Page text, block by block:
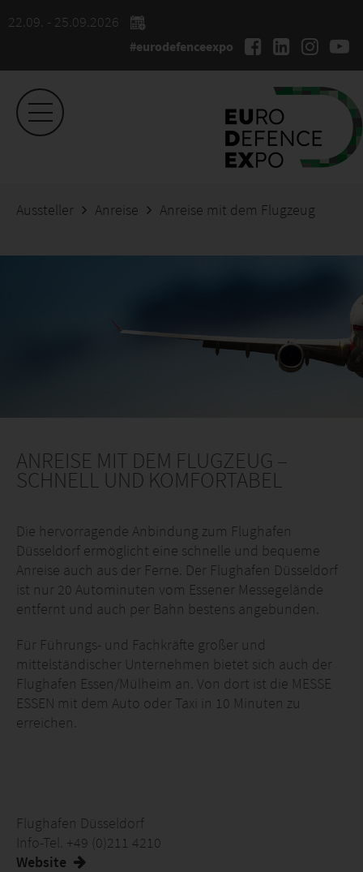
22.09. - 25.09.2026
#eurodefenceexpo
Aussteller Anreise Anreise mit dem Flugzeug
ANREISE MIT DEM FLUGZEUG –
SCHNELL UND KOMFORTABEL
Die hervorragende Anbindung zum Flughafen
Düsseldorf ermöglicht eine schnelle und bequeme
Anreise auch aus der Ferne. Der Flughafen Düsseldorf
ist nur 20 Autominuten vom Essener Messegelände
entfernt und auch per Bahn bestens angebunden.
Für Führungs- und Fachkräfte großer und
mittelständischer Unternehmen bietet sich auch der
Flughafen Essen/Mülheim an. Von dort ist die MESSE
ESSEN mit dem Auto oder Taxi in 10 Minuten zu
erreichen.
Flughafen Düsseldorf
Info-Tel. +49 (0)211 4210
Website